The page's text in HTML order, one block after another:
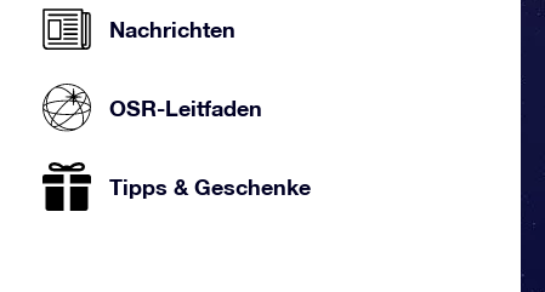
Nachrichten
OSR-Leitfaden
Tipps & Geschenke